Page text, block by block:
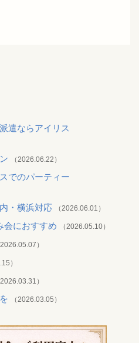
遣ならアイリス
（2026.06.22）
でのパーティー
・横浜対応 （2026.06.01）
会におすすめ （2026.05.10）
2026.05.07）
）
2026.03.31）
（2026.03.05）